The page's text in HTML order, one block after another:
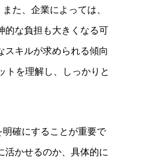
た、企業によっては、
的な負担も大きくなる可
スキルが求められる傾向
トを理解し、しっかりと
確にすることが重要で
活かせるのか、具体的に